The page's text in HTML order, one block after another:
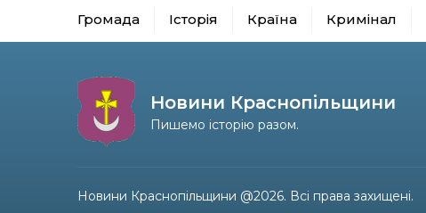
Громада Історія Країна Кримінал
Новини Краснопільщини
Пишемо історію разом.
Новини Краснопільщини @2026. Всі права захищені.